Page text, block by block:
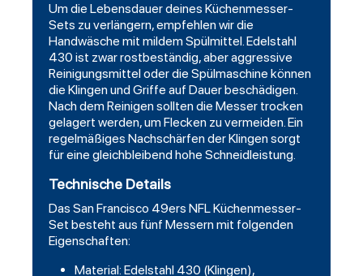
Um die Lebensdauer deines Küchenmesser-
Sets zu verlängern, empfehlen wir die
Handwäsche mit mildem Spülmittel. Edelstahl
430 ist zwar rostbeständig, aber aggressive
Reinigungsmittel oder die Spülmaschine können
die Klingen und Griffe auf Dauer beschädigen.
Nach dem Reinigen sollten die Messer trocken
gelagert werden, um Flecken zu vermeiden. Ein
regelmäßiges Nachschärfen der Klingen sorgt
für eine gleichbleibend hohe Schneidleistung.
Technische Details
Das San Francisco 49ers NFL Küchenmesser-
Set besteht aus fünf Messern mit folgenden
Eigenschaften:
Material: Edelstahl 430 (Klingen),